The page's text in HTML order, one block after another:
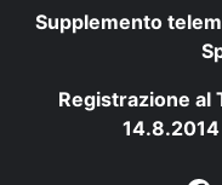
Supplemento
Registrazione al